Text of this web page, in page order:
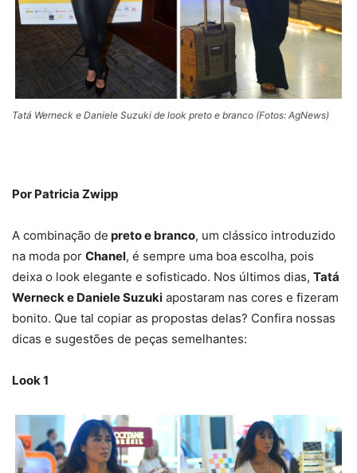
Tatá Werneck e Daniele Suzuki de look preto e branco (Fotos: AgNews)
Por Patricia Zwipp
A combinação de preto e branco, um clássico introduzido
na moda por Chanel, é sempre uma boa escolha, pois
deixa o look elegante e sofisticado. Nos últimos dias, Tatá
Werneck e Daniele Suzuki apostaram nas cores e fizeram
bonito. Que tal copiar as propostas delas? Confira nossas
dicas e sugestões de peças semelhantes:
Look 1